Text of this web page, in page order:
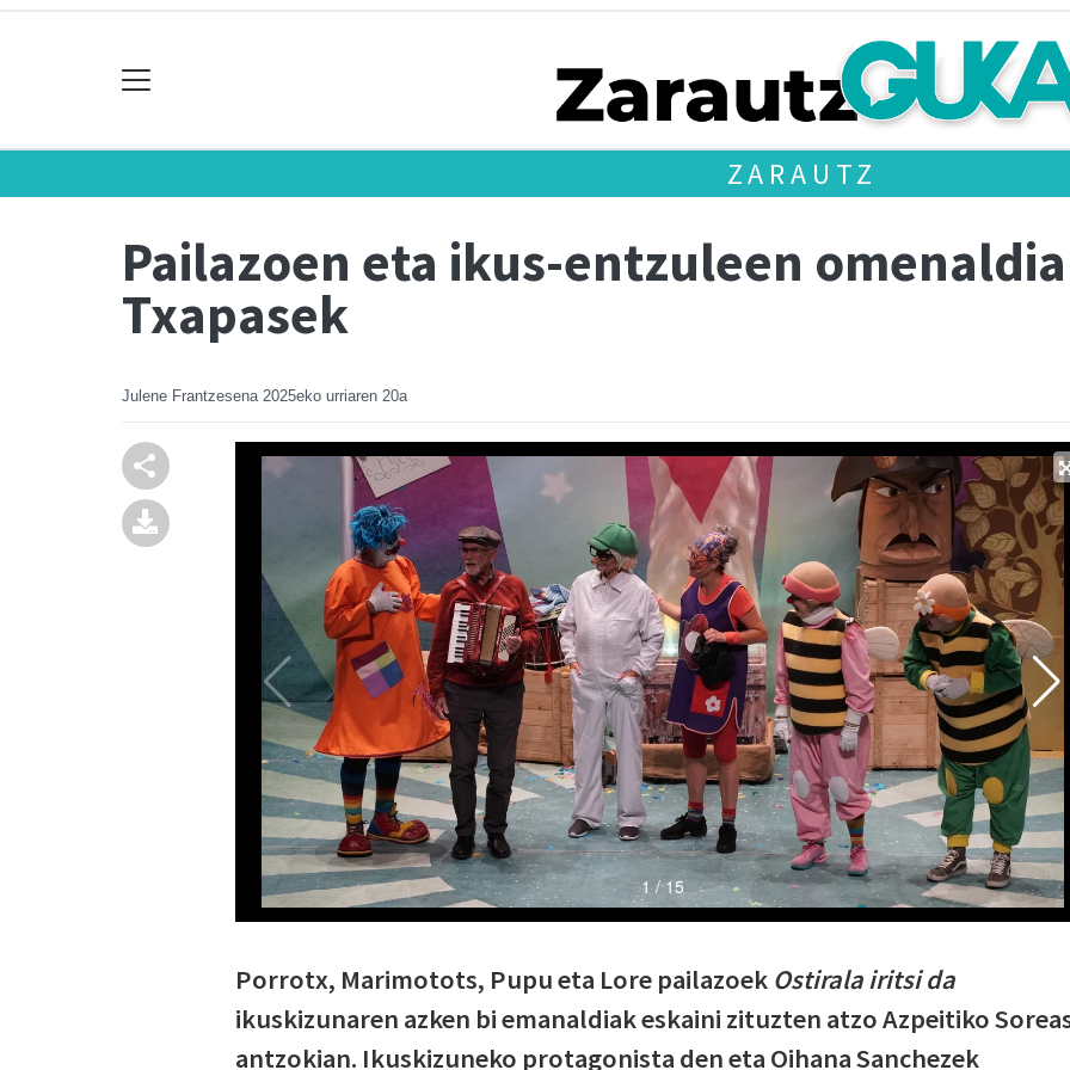
ZARAUTZ
Pailazoen eta ikus-entzuleen
Txapasek
Julene Frantzesena 2025eko urriaren 20a
Porrotx, Marimotots, Pupu eta Lore pailazoek Ostirala iritsi da
ikuskizunaren azken bi emanaldiak eskaini zituzten atzo Azpeitiko
antzokian. Ikuskizuneko protagonista den eta Oihana Sanchezek